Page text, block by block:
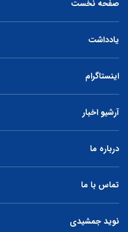
صفحه نخست
یادداشت
اینستاگرام
آرشیو اخبار
درباره ما
تماس با ما
نوید جمشیدی